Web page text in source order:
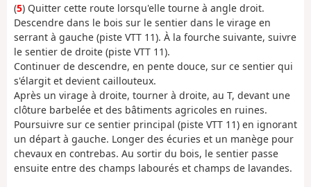
(5) Quitter cette route lorsqu'elle tourne à angle droit.
Descendre dans le bois sur le sentier dans le virage en
serrant à gauche (piste VTT 11). À la fourche suivante, suivre
le sentier de droite (piste VTT 11).
Continuer de descendre, en pente douce, sur ce sentier qui
s'élargit et devient caillouteux.
Après un virage à droite, tourner à droite, au T, devant une
clôture barbelée et des bâtiments agricoles en ruines.
Poursuivre sur ce sentier principal (piste VTT 11) en ignorant
un départ à gauche. Longer des écuries et un manège pour
chevaux en contrebas. Au sortir du bois, le sentier passe
ensuite entre des champs labourés et champs de lavandes.